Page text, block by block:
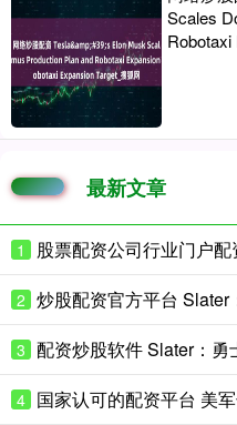
Scales
Robotaxi
最新文章
1
2
3
4 国家认可的配资平台 美